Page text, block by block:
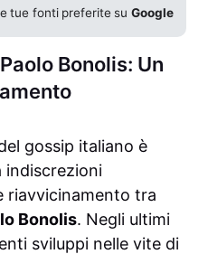
tue fonti preferite suGoogle
Bonolis: Un
gossip italiano è
indiscrezioni
riavvicinamento tra
Bonolis. Negli ultimi
sviluppi nelle vite di